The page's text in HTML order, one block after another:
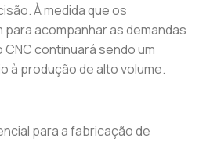
À medida que os
acompanhar as demandas
continuará sendo um
à produção de alto volume.
para a fabricação de